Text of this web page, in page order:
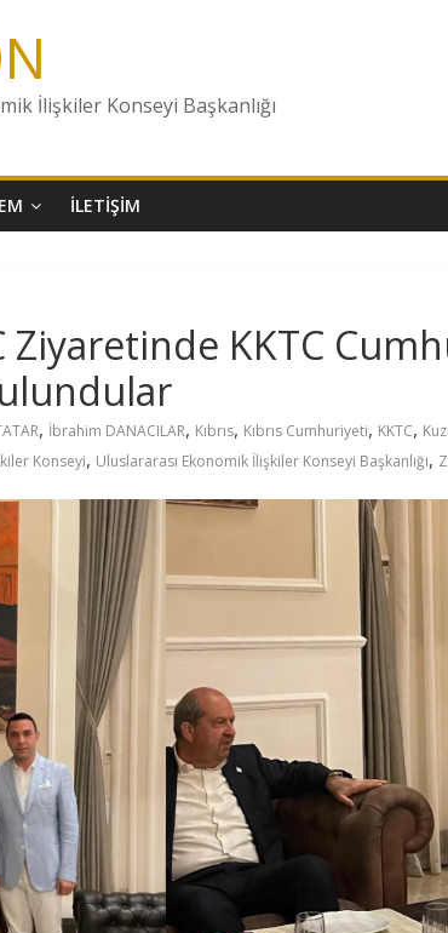
İlişkiler Konseyi Başkanlığı
İLETIŞIM
Ziyaretinde KKTC
, İbrahim DANACILAR, Kıbrıs, Kıbrıs Cumhuriyeti, KKTC,
Konseyi, Uluslararası Ekonomik İlişkiler Konseyi Başkanlığı,